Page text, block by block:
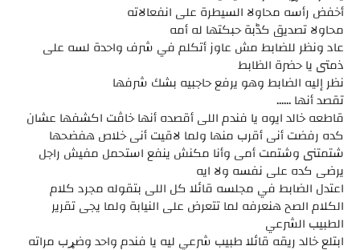
أخفض رأسه محاولا السيطرة على انفعالاته
محاولا تصديق كڈبة حبكتها له أمه
عاد ونظر للضابط مش عاوز أتكلم في شرف واحدة لسه على
ذمتى يا حضرة الظابط
نظر إليه الضابط وهو يرفع حاجبيه بشك شرفها
تقصد أنها ......
قاطعه خالد ايوه يا فندم اللى أقصده أنها خاڤت اكشفها عشان
كده رفضت أنى أقرب منها ولما لاقيت أنى خلاص ھفضحها
شتمتنى وشتمت أمى وأنا مكنش ينفع استحمل مفيش راجل
يرضى كده على نفسه ولا ايه
اعتدل الضابط في مجلسه قائلا كل اللى بتقوله مجرد كلام
الكلام الصح هنعرفه لما تتعرض على النيابة ولما يجى تقرير
الطبيب الشرعي
ابتلع خالد ريقه قائلا طبيب شرعي ليه يا فندم واحد وضړب مراته